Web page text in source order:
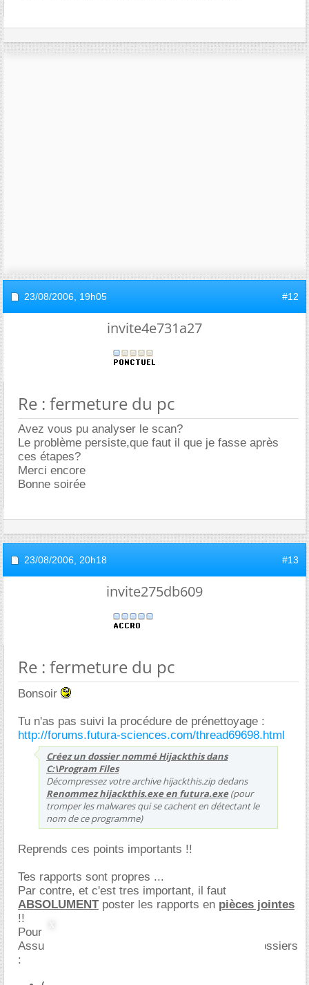
23/08/2006, 19h05 #12
invite4e731a27
Re : fermeture du pc
Avez vous pu analyser le scan?
Le problème persiste,que faut il que je fasse après
ces étapes?
Merci encore
Bonne soirée
23/08/2006, 20h18 #13
invite275db609
Re : fermeture du pc
Bonsoir
Tu n'as pas suivi la procédure de prénettoyage :
http://forums.futura-sciences.com/thread69698.html
Créez un dossier nommé Hijackthis dans
C:\Program Files
Décompressez votre archive hijackthis.zip dedans
Renommez hijackthis.exe en futura.exe(pour
tromper les malwares qui se cachent en détectant le
nom de ce programme)
Reprends ces points importants !!
Tes rapports sont propres ...
Par contre, et c'est tres important, il faut
ABSOLUMENTposter les rapports en pièces jointes
!!
Pour pouvoir renommer le fichier, fais ceci :
Assure toi d'avoir accès à tous les fichiers et dossiers
: